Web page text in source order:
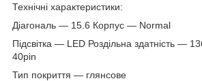
Технічні характеристики:
Діагональ — 15.6 Корпус — Normal
Підсвітка — LED Роздільна здатність —
40pin
Тип покриття — глянсове